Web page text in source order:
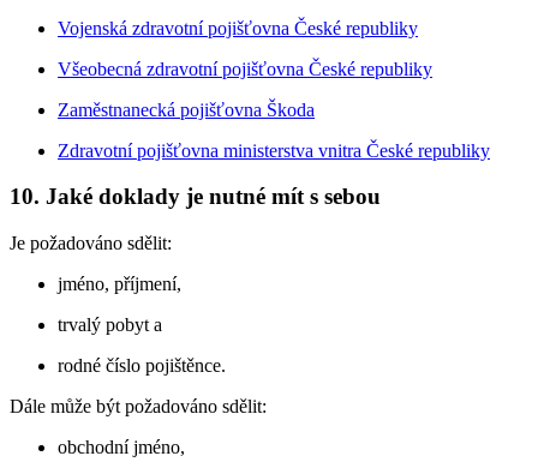
Vojenská zdravotní pojišťovna České republiky
Všeobecná zdravotní pojišťovna České republiky
Zaměstnanecká pojišťovna Škoda
Zdravotní pojišťovna ministerstva vnitra České republiky
10. Jaké doklady je nutné mít s sebou
Je požadováno sdělit:
jméno, příjmení,
trvalý pobyt a
rodné číslo pojištěnce.
Dále může být požadováno sdělit:
obchodní jméno,